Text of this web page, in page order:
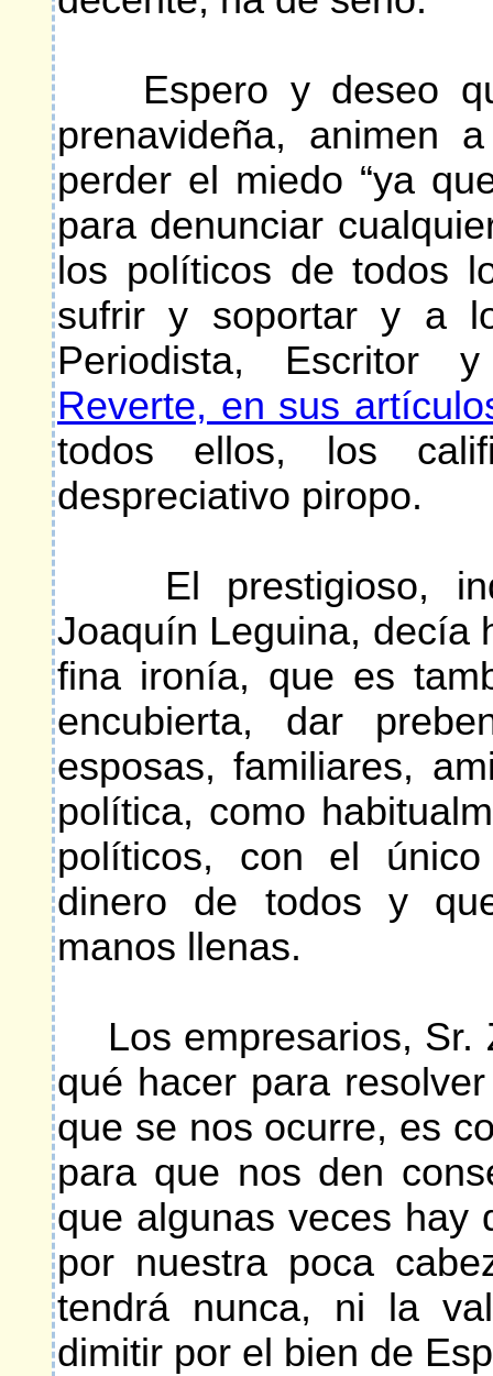
Espero y deseo
prenavideña, animen
perder el miedo “ya
para denunciar
los políticos de todos
sufrir y soportar y a
Periodista, Escritor
Reverte, en sus
todos ellos, los
despreciativo piropo.
El prestigioso,
Joaquín Leguina, decía
fina ironía, que es
encubierta, dar
esposas, familiares,
política, como
políticos, con el
dinero de todos y
manos llenas.
Los empresarios, Sr.
qué hacer para
que se nos ocurre, es
para que nos den
que algunas veces hay
por nuestra poca
tendrá nunca, ni la
dimitir por el bien de